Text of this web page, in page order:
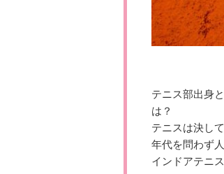
テニス部出身
は？
テニスは決し
年代を問わず
インドアテニ